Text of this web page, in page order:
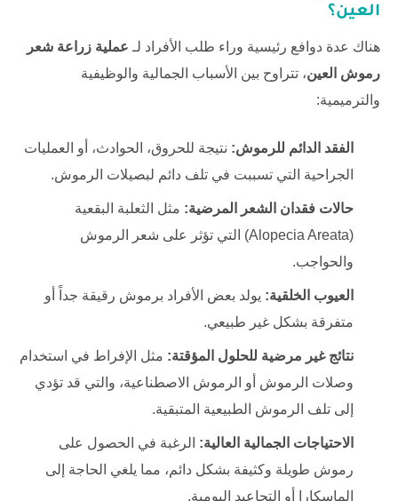
العين؟
هناك عدة دوافع رئيسية وراء طلب الأفراد لـ عملية زراعة شعر
رموش العين، تتراوح بين الأسباب الجمالية والوظيفية
والترميمية:
الفقد الدائم للرموش: نتيجة للحروق، الحوادث، أو العمليات
الجراحية التي تسببت في تلف دائم لبصيلات الرموش.
حالات فقدان الشعر المرضية: مثل الثعلبة البقعية
(Alopecia Areata) التي تؤثر على شعر الرموش
والحواجب.
العيوب الخلقية: يولد بعض الأفراد برموش رقيقة جداً أو
متفرقة بشكل غير طبيعي.
نتائج غير مرضية للحلول المؤقتة: مثل الإفراط في استخدام
وصلات الرموش أو الرموش الاصطناعية، والتي قد تؤدي
إلى تلف الرموش الطبيعية المتبقية.
الاحتياجات الجمالية العالية: الرغبة في الحصول على
رموش طويلة وكثيفة بشكل دائم، مما يلغي الحاجة إلى
الماسكارا أو التجاعيد اليومية.